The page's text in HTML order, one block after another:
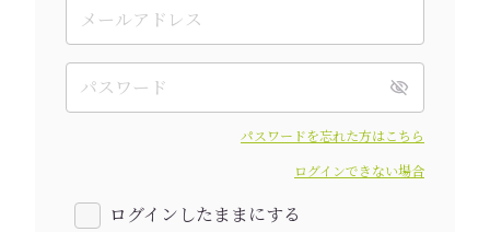
パスワードを忘れた方はこちら
ログインできない場合
ログインしたままにする